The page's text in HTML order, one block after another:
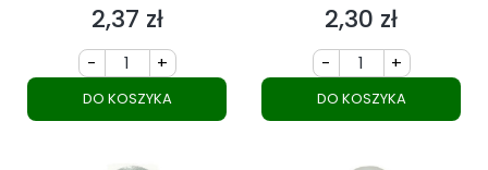
Cena
2,37 zł
- +
DO KOSZYKA
Cena
2,30 zł
- +
DO KOSZYKA